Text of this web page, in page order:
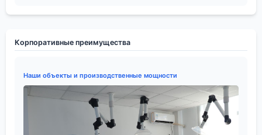
Корпоративные преимущества
Наши объекты и производственные мощности